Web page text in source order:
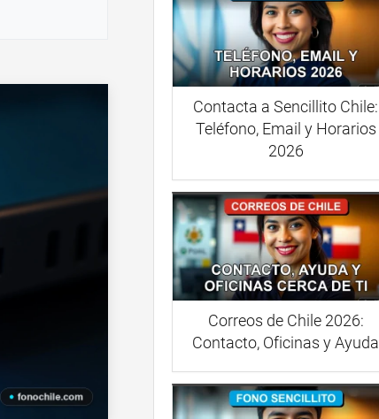
Contacta a Sencillito Chile:
Teléfono, Email y Horarios
2026
Correos de Chile 2026:
Contacto, Oficinas y Ayuda